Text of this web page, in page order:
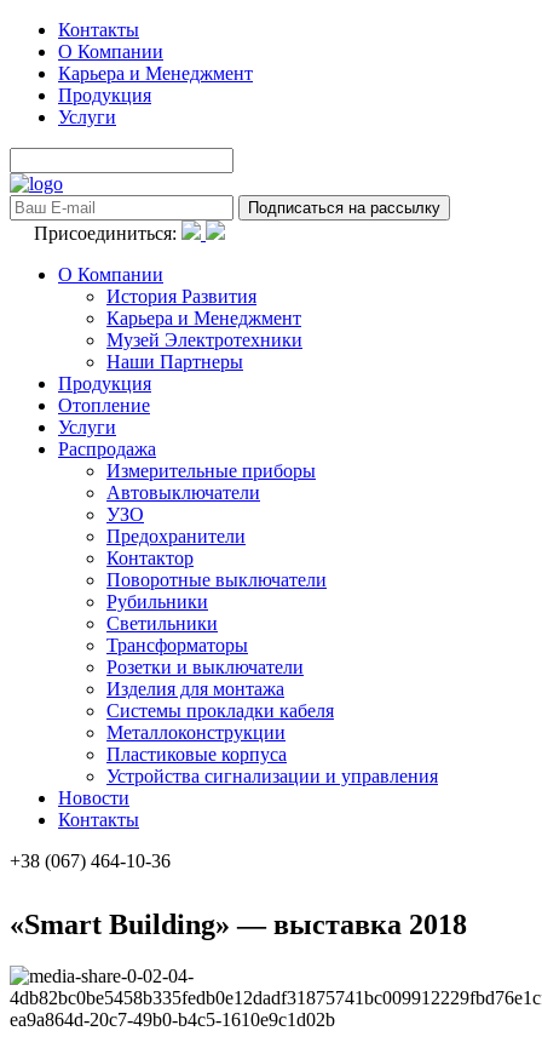
Контакты
О Компании
Карьера и Менеджмент
Продукция
Услуги
Присоединиться:
О Компании
История Развития
Карьера и Менеджмент
Музей Электротехники
Наши Партнеры
Продукция
Отопление
Услуги
Распродажа
Измерительные приборы
Автовыключатели
УЗО
Предохранители
Контактор
Поворотные выключатели
Рубильники
Светильники
Трансформаторы
Розетки и выключатели
Изделия для монтажа
Системы прокладки кабеля
Металлоконcтрукции
Пластиковые корпуса
Устройства сигнализации и управления
Новости
Контакты
+38 (067) 464-10-36
«Smart Building» — выставка 2018